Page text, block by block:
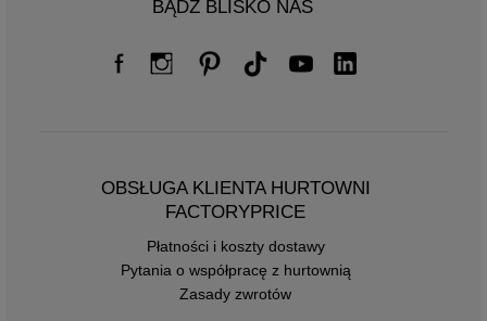
BĄDŹ BLISKO NAS
OBSŁUGA KLIENTA HURTOWNI
FACTORYPRICE
Płatności i koszty dostawy
Pytania o współpracę z hurtownią
Zasady zwrotów